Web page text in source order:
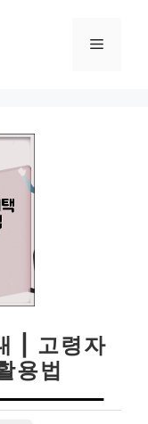
메
| 고령자
용법